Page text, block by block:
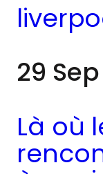
29
Là où